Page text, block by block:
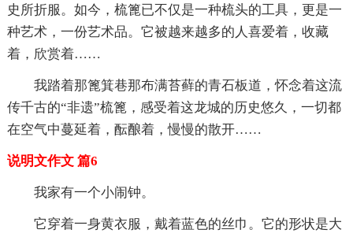
史所折服。如今，梳篦已不仅是一种梳头的工具，更是一
种艺术，一份艺术品。它被越来越多的人喜爱着，收藏
着，欣赏着……
我踏着那篦箕巷那布满苔藓的青石板道，怀念着这流
传千古的“非遗”梳篦，感受着这龙城的历史悠久，一切都
在空气中蔓延着，酝酿着，慢慢的散开……
说明文作文 篇6
我家有一个小闹钟。
它穿着一身黄衣服，戴着蓝色的丝巾。它的形状是大